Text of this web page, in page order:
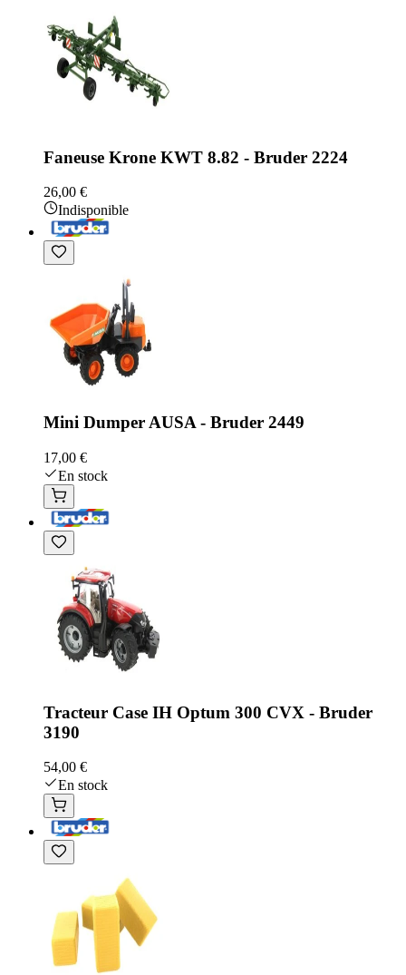
Faneuse Krone KWT 8.82 - Bruder 2224
26,00 €
Indisponible
Mini Dumper AUSA - Bruder 2449
17,00 €
En stock
Tracteur Case IH Optum 300 CVX - Bruder
3190
54,00 €
En stock